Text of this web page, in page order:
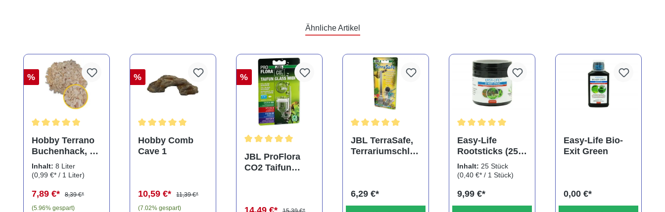
Ähnliche Artikel
%
Durchschnittliche Bewertung von 5 von 5 Sternen
Hobby Terrano
Buchenhack, 8
Liter
Inhalt: 8 Liter
(0,99 €* / 1 Liter)
7,89 €*
8,39 €*
(5.96% gespart)
%
Durchschnittliche Bewertung von 5 von 5 Sternen
Hobby Comb
Cave 1
10,59 €*
11,39 €*
(7.02% gespart)
%
Durchschnittliche Bewertung von 5 von 5 Sternen
JBL ProFlora
CO2 Taifun
14,49 €*
Durchschnittliche Bewertung von 5 von 5 Sternen
JBL TerraSafe,
Terrariumschlos
6,29 €*
Durchschnittliche Bewertung von 5 von 5 Sternen
Easy-Life
Rootsticks (25
Sticks)
Inhalt:25 Stück
(0,40 €* / 1 Stück)
9,99 €*
Easy-Life Bio-
Exit Green
0,00 €*